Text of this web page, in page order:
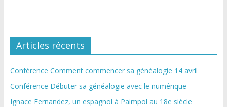
Articles récents
Conférence Comment commencer sa généalogie 14 avril
Conférence Débuter sa généalogie avec le numérique
Ignace Fernandez, un espagnol à Paimpol au 18e siècle